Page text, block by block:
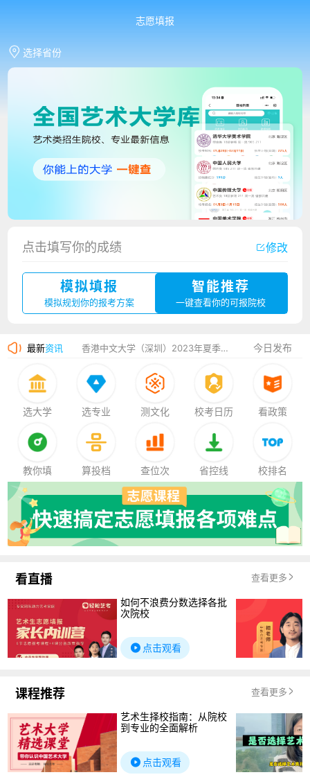
志愿填报
选择省份
点击填写你的成绩 修改
模拟填报
模拟规划你的报考方案
智能推荐
一键查看你的可报院校
最新资讯
广州华立科技职业学院2023年夏季高考招生简章
香港中文大学（深圳）2023年夏季高考招生简章
厦门大学嘉庚学院2023年艺术类招生简章
今日发布
选大学 选专业 测文化 校考日历 看政策
教你填 算投档 查位次 省控线 校排名
看直播 查看更多
如何不浪费分数选择各批
次院校
点击观看
课程推荐 查看更多
艺术生择校指南：从院校
到专业的全面解析
点击观看